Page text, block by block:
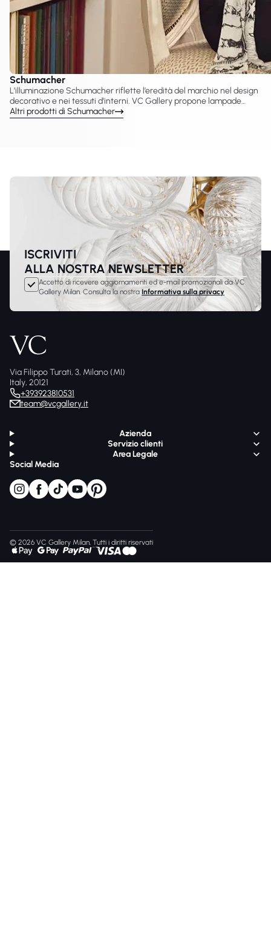
Schumacher
L’illuminazione Schumacher riflette l’eredità del marchio nel design
decorativo e nei tessuti d’interni. VC Gallery propone lampade
Schumacher create con Visual Comfort & Co., tra cui lampadari,
applique, sospensioni e lampade da tavolo. Le collezioni
Altri prodotti di Schumacher
ISCRIVITI
ALLA NOSTRA NEWSLETTER
Accetto di ricevere aggiornamenti ed e-mail promozionali da VC
Gallery Milan. Consulta la nostra Informativa sulla privacy
Via Filippo Turati, 3, Milano (MI)
Italy, 20121
+393923810531
team@vcgallery.it
Azienda
Servizio clienti
Area Legale
Social Media
© 2026 VC Gallery Milan, Tutti i diritti riservati